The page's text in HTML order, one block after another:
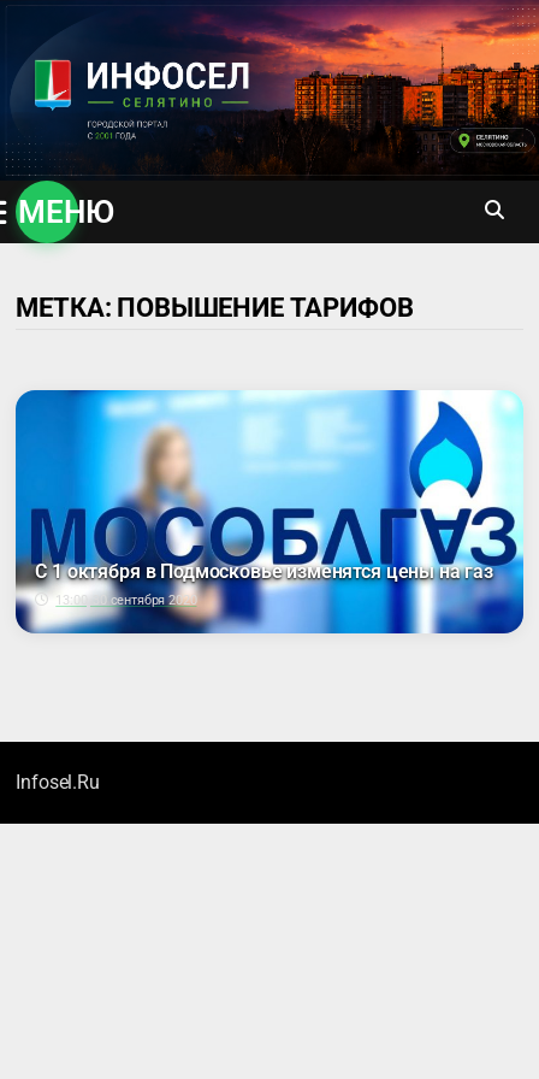
содержимому
МЕНЮ
МЕТКА: ПОВЫШЕНИЕ ТАРИФОВ
С 1 октября в Подмосковье изменятся цены на газ
13:00, 30 сентября 2020
Infosel.Ru